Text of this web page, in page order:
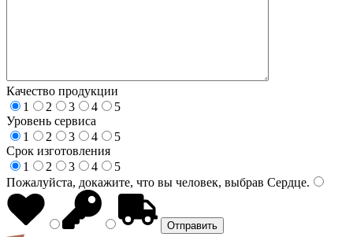
Качество продукции
1
2 3 4
5
Уровень сервиса
1
2 3 4
5
Срок изготовления
1
2 3 4
5
Пожалуйста, докажите, что вы человек, выбрав Сердце.